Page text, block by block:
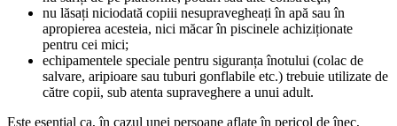
nu lăsați niciodată copiii nesupravegheați în apă sau în
apropierea acesteia, nici măcar în piscinele achiziționate
pentru cei mici;
echipamentele speciale pentru siguranța înotului (colac de
salvare, aripioare sau tuburi gonflabile etc.) trebuie utilizate de
către copii, sub atenta supraveghere a unui adult.
Este esențial ca, în cazul unei persoane aflate în pericol de înec,